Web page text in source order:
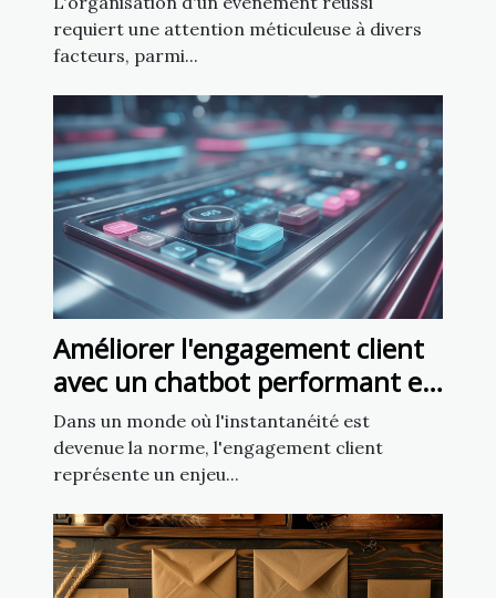
requiert une attention méticuleuse à divers
facteurs, parmi...
Améliorer l'engagement client
avec un chatbot performant en
5 minutes
Dans un monde où l'instantanéité est
devenue la norme, l'engagement client
représente un enjeu...